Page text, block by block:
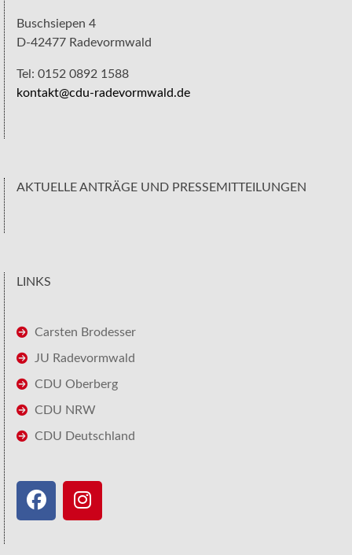
Buschsiepen 4
D-42477 Radevormwald
Tel: 0152 0892 1588
kontakt@cdu-radevormwald.de
AKTUELLE ANTRÄGE UND PRESSEMITTEILUNGEN
LINKS
Carsten Brodesser
JU Radevormwald
CDU Oberberg
CDU NRW
CDU Deutschland